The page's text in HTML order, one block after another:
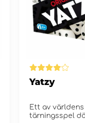
Yatzy
Ett av
tärningsspel